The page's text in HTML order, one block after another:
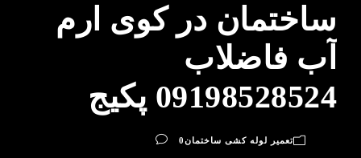
ساختمان در کوی ارم
آب فاضلاب
09198528524 پکیج
تعمیر لوله کشی ساختمان0